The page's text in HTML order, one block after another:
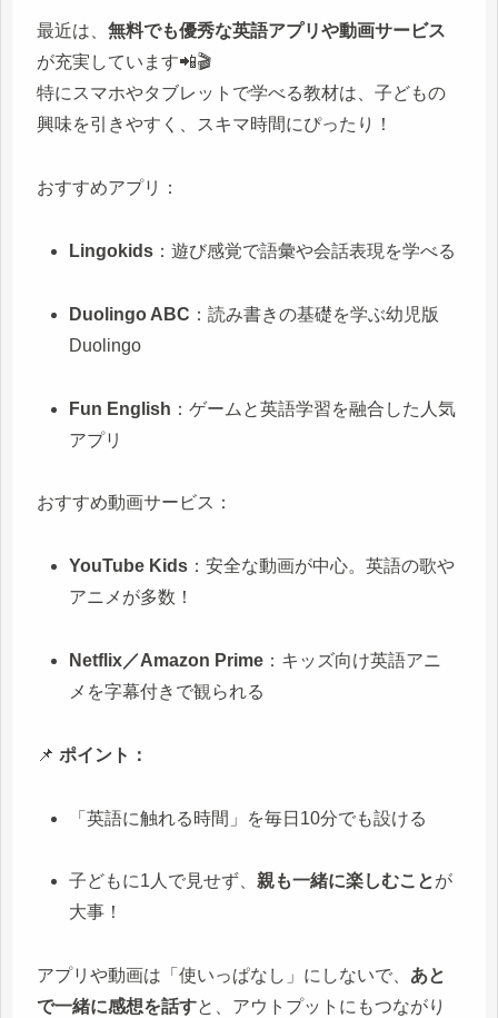
最近は、 無料でも優秀な英語アプリや動画サービス
が充実しています📲🎬
特にスマホやタブレットで学べる教材は、子どもの
興味を引きやすく、スキマ時間にぴったり！
おすすめアプリ：
Lingokids ：遊び感覚で語彙や会話表現を学べる
Duolingo ABC ：読み書きの基礎を学ぶ幼児版
Duolingo
Fun English ：ゲームと英語学習を融合した人気
アプリ
おすすめ動画サービス：
YouTube Kids ：安全な動画が中心。英語の歌や
アニメが多数！
Netflix／Amazon Prime ：キッズ向け英語アニ
メを字幕付きで観られる
📌 ポイント：
「英語に触れる時間」を毎日10分でも設ける
子どもに1人で見せず、親も一緒に楽しむことが
大事！
アプリや動画は「使いっぱなし」にしないで、 あと
で一緒に感想を話すと、アウトプットにもつながり